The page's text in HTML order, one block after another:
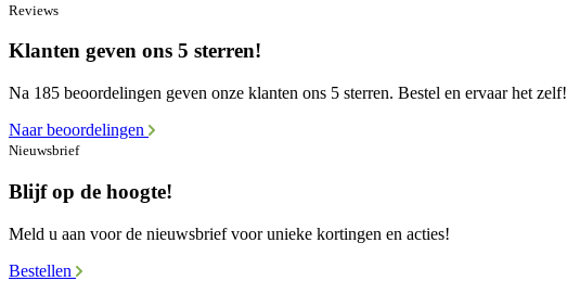
Reviews
Klanten geven ons 5 sterren!
Na 185 beoordelingen geven onze klanten ons 5 sterren. Bestel en ervaar het zelf!
Naar beoordelingen
Nieuwsbrief
Blijf op de hoogte!
Meld u aan voor de nieuwsbrief voor unieke kortingen en acties!
Bestellen